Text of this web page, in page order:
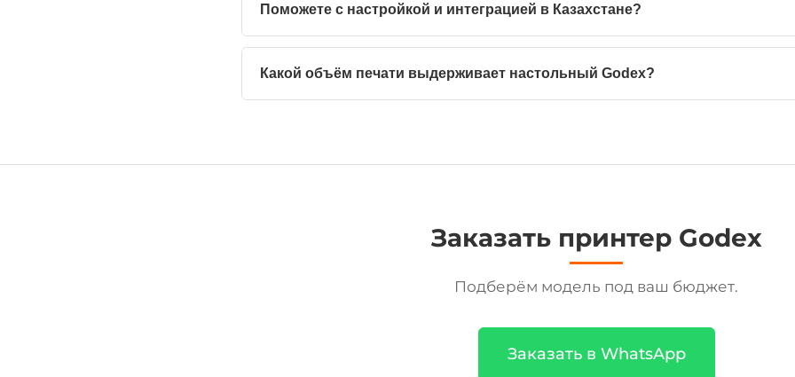
Поможете с настройкой и интеграцией в Казахстане?
Какой объём печати выдерживает настольный Godex?
Заказать принтер Godex
Подберём модель под ваш бюджет.
Заказать в WhatsApp